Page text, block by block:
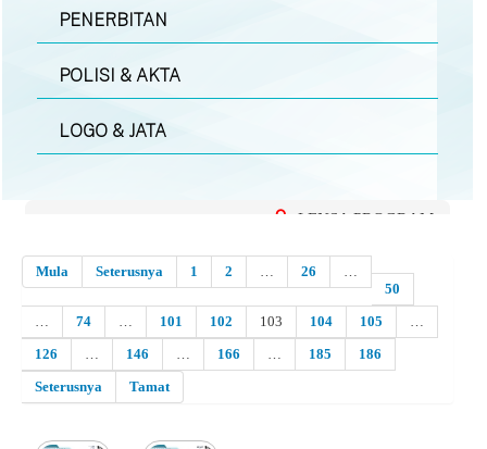
PENERBITAN
POLISI & AKTA
LOGO & JATA
LENSA PROGRAM
Mula Seterusnya 1 2 … 26
…
50
…
74 … 101 102 103 104 105
…
126
… 146 … 166 … 185
186
Seterusnya
Tamat